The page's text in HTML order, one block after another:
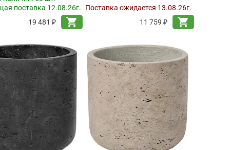
поставка 12.08.26г.
19 481 ₽
shopping_cart
Поставка ожидается 13.08.26г.
11 759 ₽
shopping_cart